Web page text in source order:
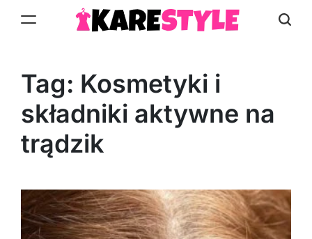
Tag: Kosmetyki i
składniki aktywne na
trądzik